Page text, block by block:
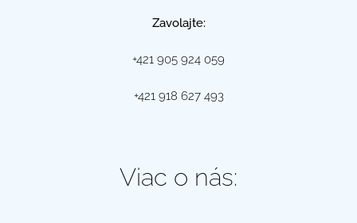
Zavolajte:
+421 905 924 059
+421 918 627 493
Viac o nás: